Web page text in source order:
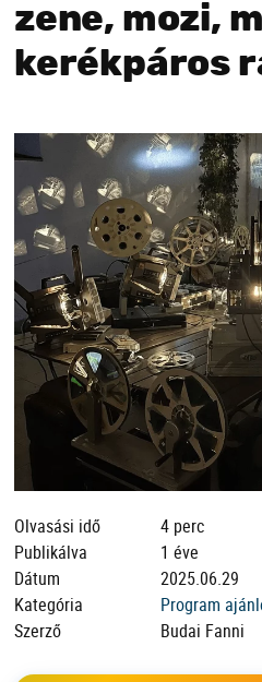
zene, mozi,
kerékpáros
Olvasási idő
4 perc
Publikálva
1 éve
Dátum
2025.06.29
Kategória
Program
Szerző
Budai Fanni